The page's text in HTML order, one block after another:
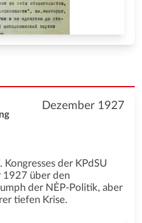
Dezember 1927
Kongresses der KPdSU
1927 über den
der NĖP-Politik, aber
tiefen Krise.